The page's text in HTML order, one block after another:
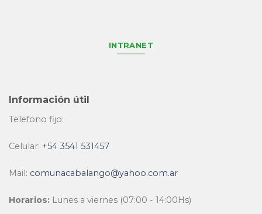
INTRANET
Información útil
Telefono fijo:
Celular: +54 3541 531457
Mail: comunacabalango@yahoo.com.ar
Horarios: Lunes a viernes (07:00 - 14:00Hs)